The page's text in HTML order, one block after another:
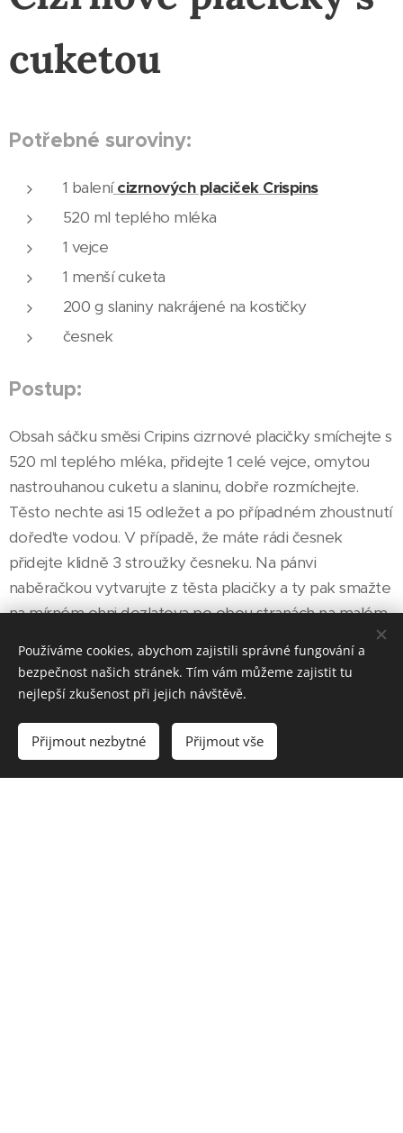
cuketou
Potřebné suroviny:
1 balenícizrnových placiček Crispins
520 ml teplého mléka
1 vejce
1 menší cuketa
200 g slaniny nakrájené na kostičky
česnek
Postup:
Obsah sáčku směsi Cripins cizrnové placičky smíchejte s
520 ml teplého mléka, přidejte 1 celé vejce, omytou
nastrouhanou cuketu a slaninu, dobře rozmíchejte.
Těsto nechte asi 15 odležet a po případném zhoustnutí
dořeďte vodou. V případě, že máte rádi česnek
přidejte klidně 3 stroužky česneku. Na pánvi
naběračkou vytvarujte z těsta placičky a ty pak smažte
na mírném ohni dozlatova po obou stranách na malém
množství tuku. Podávejte samotné, nebo jako přílohu k
masovým či zeleninovým směsem.
Používáme cookies, abychom zajistili správné fungování a
bezpečnost našich stránek. Tím vám můžeme zajistit tu
nejlepší zkušenost při jejich návštěvě.
Přijmout nezbytné Přijmout vše